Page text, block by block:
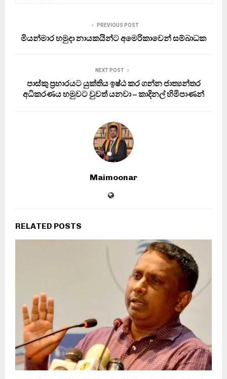
PREVIOUS POST
මියන්මාර හමුදා නායකයින්ට අමෙරිකාවෙන් සම්බාධක
NEXT POST
පාස්කු ප්‍රහාරයට යුක්තිය ඉෂ්ඨ කර ගන්න ජාත්‍යන්තර
අධිකරණය හමුවට වුවත් යනවා – කාදිනල් හිමිපාණන්
Maimoonar
RELATED POSTS